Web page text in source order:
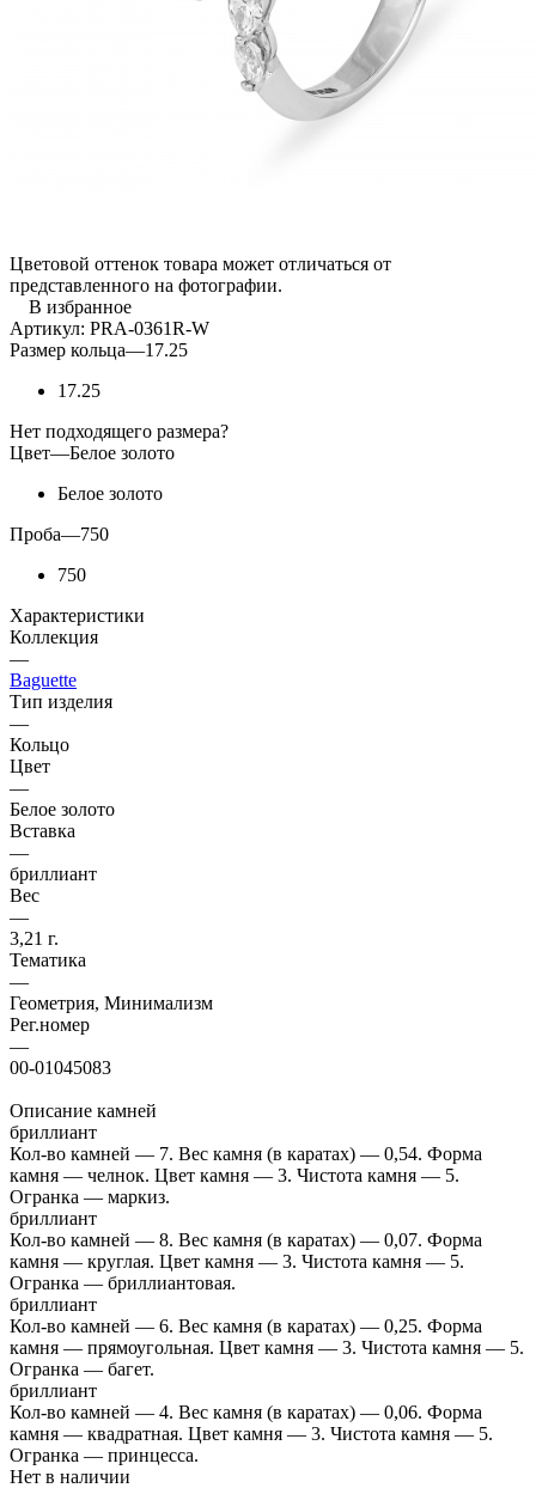
Цветовой оттенок товара может отличаться от
представленного на фотографии.
В избранное
Артикул: PRA-0361R-W
Размер кольца—17.25
17.25
Нет подходящего размера?
Цвет—Белое золото
Белое золото
Проба—750
750
Характеристики
Коллекция
—
Baguette
Тип изделия
—
Кольцо
Цвет
—
Белое золото
Вставка
—
бриллиант
Вес
—
3,21 г.
Тематика
—
Геометрия, Минимализм
Рег.номер
—
00-01045083
Описание камней
бриллиант
Кол-во камней — 7. Вес камня (в каратах) — 0,54. Форма
камня — челнок. Цвет камня — 3. Чистота камня — 5.
Огранка — маркиз.
бриллиант
Кол-во камней — 8. Вес камня (в каратах) — 0,07. Форма
камня — круглая. Цвет камня — 3. Чистота камня — 5.
Огранка — бриллиантовая.
бриллиант
Кол-во камней — 6. Вес камня (в каратах) — 0,25. Форма
камня — прямоугольная. Цвет камня — 3. Чистота камня — 5.
Огранка — багет.
бриллиант
Кол-во камней — 4. Вес камня (в каратах) — 0,06. Форма
камня — квадратная. Цвет камня — 3. Чистота камня — 5.
Огранка — принцесса.
Нет в наличии